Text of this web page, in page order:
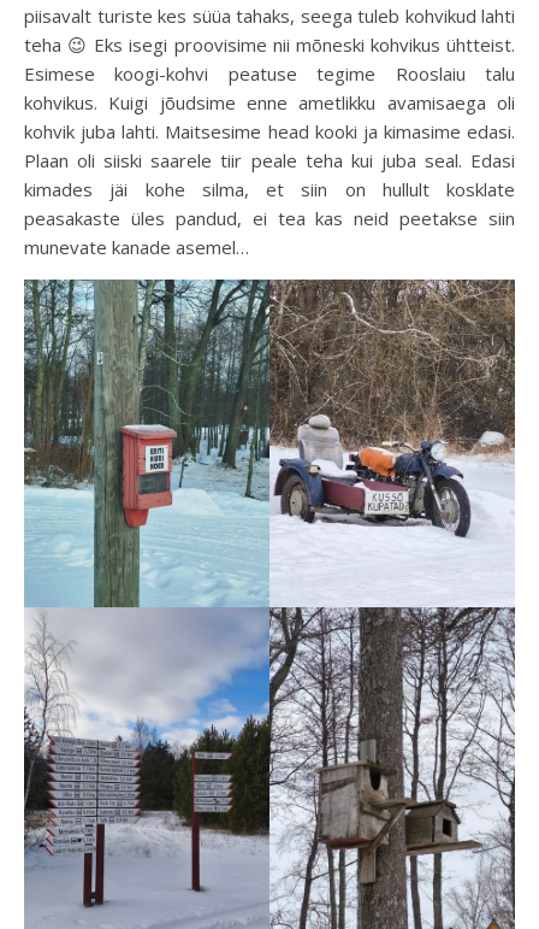
piisavalt turiste kes süüa tahaks, seega tuleb kohvikud lahti
teha 😉 Eks isegi proovisime nii mõneski kohvikus ühtteist.
Esimese koogi-kohvi peatuse tegime Rooslaiu talu
kohvikus. Kuigi jõudsime enne ametlikku avamisaega oli
kohvik juba lahti. Maitsesime head kooki ja kimasime edasi.
Plaan oli siiski saarele tiir peale teha kui juba seal. Edasi
kimades jäi kohe silma, et siin on hullult kosklate
peasakaste üles pandud, ei tea kas neid peetakse siin
munevate kanade asemel…